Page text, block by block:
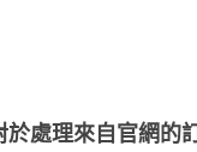
處理來自官網的